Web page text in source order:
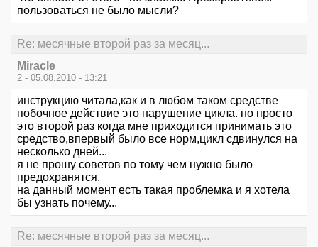
пользоваться не было мысли?
Re: месячные второй раз за месяц...
Miracle
2 - 05.08.2010 - 13:21
инструкцию читала,как и в любом таком средстве
побочное действие это нарушение цикла. но просто
это второй раз когда мне приходится принимать это
средство,впервый было все норм,цикл сдвинулся на
несколько дней...
я не прошу советов по тому чем нужно было
предохранятся.
на данный момент есть такая проблемка и я хотела
бы узнать почему...
Re: месячные второй раз за месяц...